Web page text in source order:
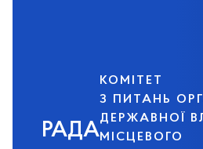
РАДА
КОМІТЕТ
З ПИТАНЬ
ДЕРЖАВНОЇ
МІСЦЕВОГО